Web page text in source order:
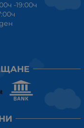
-19:00ч